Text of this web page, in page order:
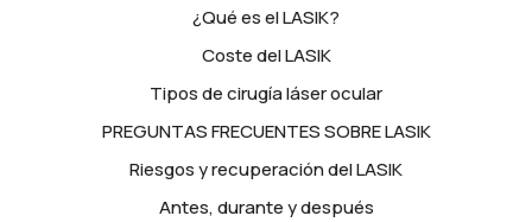
¿Qué es el LASIK?
Coste del LASIK
Tipos de cirugía láser ocular
PREGUNTAS FRECUENTES SOBRE LASIK
Riesgos y recuperación del LASIK
Antes, durante y después